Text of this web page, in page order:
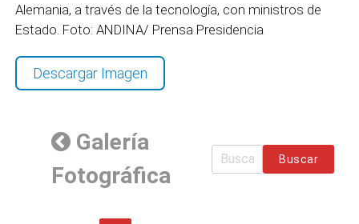
Alemania, a través de la tecnología, con ministros de
Estado. Foto: ANDINA/ Prensa Presidencia
Descargar Imagen
Galería
Fotográfica
Buscar